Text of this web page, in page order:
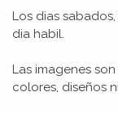
Los dias
dia habil.
Las imagenes
colores, diseños